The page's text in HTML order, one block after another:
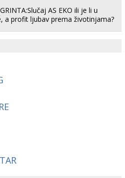
AS EKO ili je li u
a profit ljubav prema životinjama?